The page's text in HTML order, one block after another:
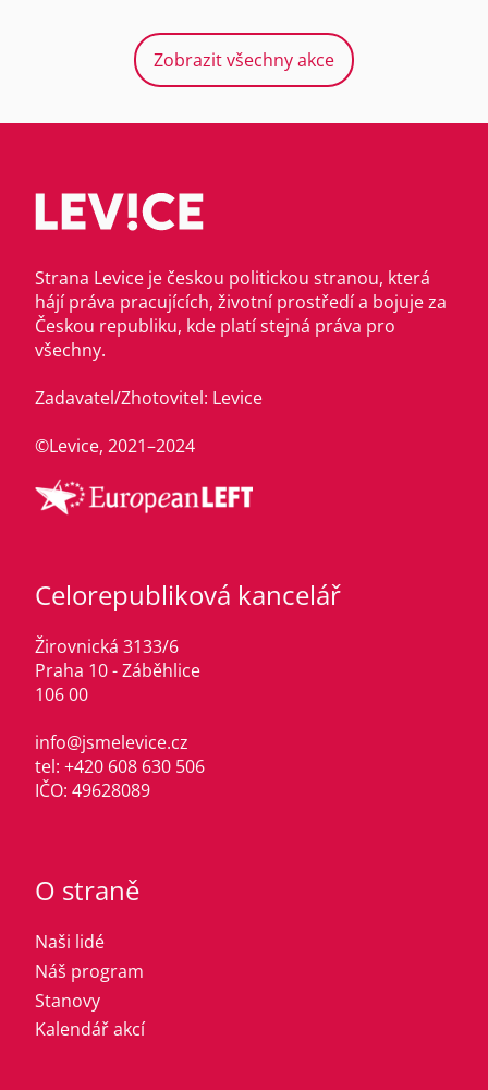
Zobrazit všechny akce
Strana Levice je českou politickou stranou, která
hájí práva pracujících, životní prostředí a bojuje za
Českou republiku, kde platí stejná práva pro
všechny.
Zadavatel/Zhotovitel: Levice
©Levice, 2021–2024
Celorepubliková kancelář
Žirovnická 3133/6
Praha 10 - Záběhlice
106 00
info@jsmelevice.cz
tel: +420 608 630 506
IČO: 49628089
O straně
Naši lidé
Náš program
Stanovy
Kalendář akcí